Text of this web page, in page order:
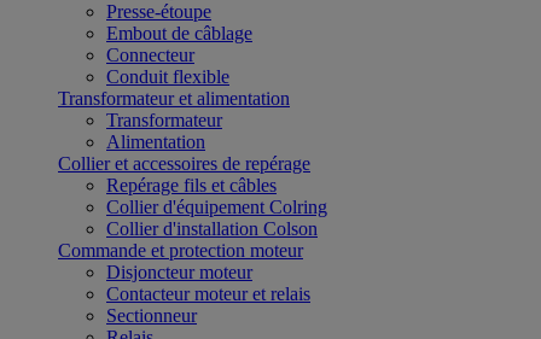
Presse-étoupe
Embout de câblage
Connecteur
Conduit flexible
Transformateur et alimentation
Transformateur
Alimentation
Collier et accessoires de repérage
Repérage fils et câbles
Collier d'équipement Colring
Collier d'installation Colson
Commande et protection moteur
Disjoncteur moteur
Contacteur moteur et relais
Sectionneur